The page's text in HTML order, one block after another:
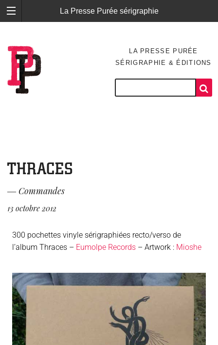
La Presse Purée sérigraphie
LA PRESSE PURÉE
SÉRIGRAPHIE & ÉDITIONS
THRACES
― Commandes
13 octobre 2012
300 pochettes vinyle sérigraphiées recto/verso de
l’album Thraces – Eumolpe Records – Artwork : Mioshe